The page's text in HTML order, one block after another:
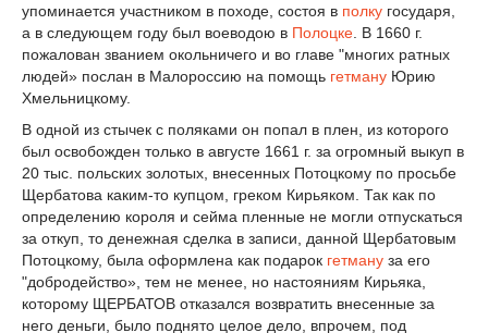
упоминается участником в походе, состоя в полку государя,
a в следующем году был воеводою в Полоцке . В 1660 г.
пожалован званием окольничего и во главе "многих ратных
людей» послан в Малороссию на помощь гетману Юрию
Хмельницкому.
В одной из стычек с поляками он попал в плен, из которого
был освобожден только в августе 1661 г. за огромный выкуп в
20 тыс. польских золотых, внесенных Потоцкому по просьбе
Щербатова каким-то купцом, греком Кирьяком. Так как по
определению короля и сейма пленные не могли отпускаться
за откуп, то денежная сделка в записи, данной Щербатовым
Потоцкому, была оформлена как подарок гетману за его
"добродейство», тем не менее, но настояниям Кирьяка,
которому ЩЕРБАТОВ отказался возвратить внесенные за
него деньги, было поднято целое дело, впрочем, под